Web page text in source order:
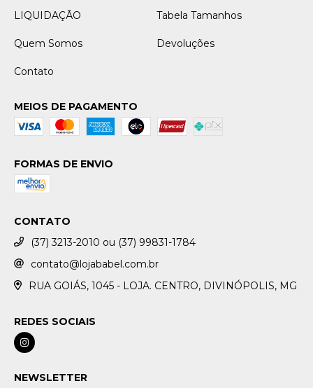
LIQUIDAÇÃO Tabela Tamanhos
Quem Somos Devoluções
Contato
MEIOS DE PAGAMENTO
FORMAS DE ENVIO
CONTATO
(37) 3213-2010 ou (37) 99831-1784
contato@lojababel.com.br
RUA GOIÁS, 1045 - LOJA. CENTRO, DIVINÓPOLIS, MG
REDES SOCIAIS
NEWSLETTER